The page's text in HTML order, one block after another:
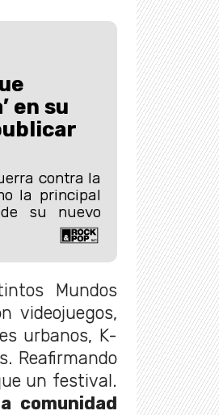
en su
contra la
la principal
su nuevo
Mundos
videojuegos,
urbanos, K-
Reafirmando
un festival.
comunidad